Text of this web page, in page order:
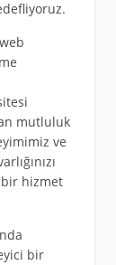
mutluluk
ve
bir hizmet
bir